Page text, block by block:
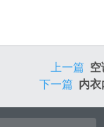
上一篇 空
下一篇 内